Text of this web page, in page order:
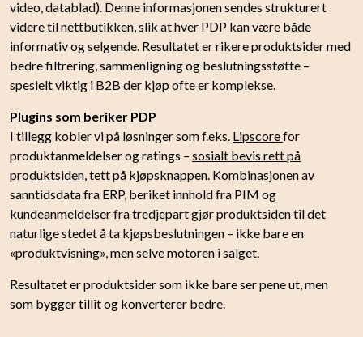
video, datablad). Denne informasjonen sendes strukturert
videre til nettbutikken, slik at hver PDP kan være både
informativ og selgende. Resultatet er rikere produktsider med
bedre filtrering, sammenligning og beslutningsstøtte –
spesielt viktig i B2B der kjøp ofte er komplekse.
Plugins som beriker PDP
I tillegg kobler vi på løsninger som f.eks. Lipscorefor
produktanmeldelser og ratings – sosialt bevis rett på
produktsiden, tett på kjøpsknappen. Kombinasjonen av
sanntidsdata fra ERP, beriket innhold fra PIM og
kundeanmeldelser fra tredjepart gjør produktsiden til det
naturlige stedet å ta kjøpsbeslutningen – ikke bare en
«produktvisning», men selve motoren i salget.
Resultatet er produktsider som ikke bare ser pene ut, men
som bygger tillit og konverterer bedre.